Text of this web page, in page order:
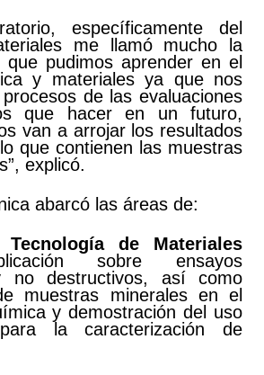
específicamente del
me llamó mucho la
pudimos aprender en el
y materiales ya que nos
de las evaluaciones
que hacer en un futuro,
van a arrojar los resultados
que contienen las muestras
explicó.
abarcó las áreas de:
de Materiales
sobre ensayos
no destructivos, así como
muestras minerales en el
y demostración del uso
la caracterización de